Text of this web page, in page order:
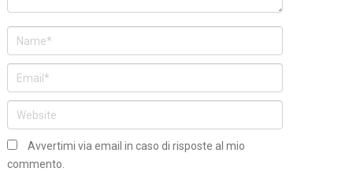
Avvertimi via email in caso di risposte al mio
commento.